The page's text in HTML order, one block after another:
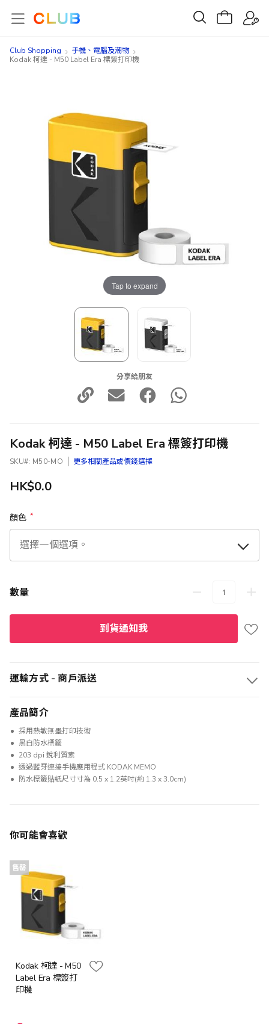
Club Shopping
手機、電腦及潮物
Kodak 柯達 - M50 Label Era 標簽打印機
Tap to expand
分享給朋友
Kodak 柯達 - M50 Label Era 標簽打印機
SKU M50-MO 更多相關產品或價錢選擇
HK$0.0
顏色
數量
到貨通知我
運輸方式 - 商戶派送
產品簡介
採用熱敏無墨打印技術
黑白防水標籤
203 dpi 銳利質素
透過藍牙連接手機應用程式 KODAK MEMO
防水標籤貼紙尺寸寸為 0.5 x 1.2英吋(約 1.3 x 3.0cm)
你可能會喜歡
售罄
Kodak 柯達 - M50
Label Era 標簽打
印機